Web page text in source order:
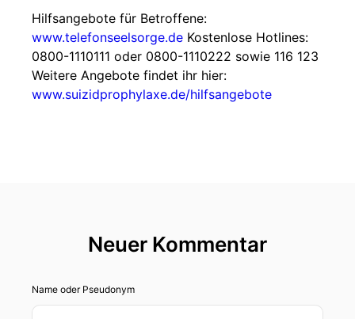
Hilfsangebote für Betroffene:
www.telefonseelsorge.de Kostenlose Hotlines:
0800-1110111 oder 0800-1110222 sowie 116 123
Weitere Angebote findet ihr hier:
www.suizidprophylaxe.de/hilfsangebote
Neuer Kommentar
Name oder Pseudonym